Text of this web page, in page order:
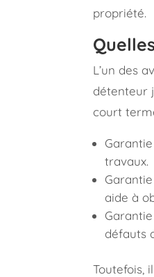
propriété.
L’un des
détenteur
court
travaux.
aide à
défauts
Toutefois,